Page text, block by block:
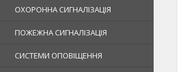
ОХОРОННА СИГНАЛІЗАЦІЯ
ПОЖЕЖНА СИГНАЛІЗАЦІЯ
СИСТЕМИ ОПОВІЩЕННЯ